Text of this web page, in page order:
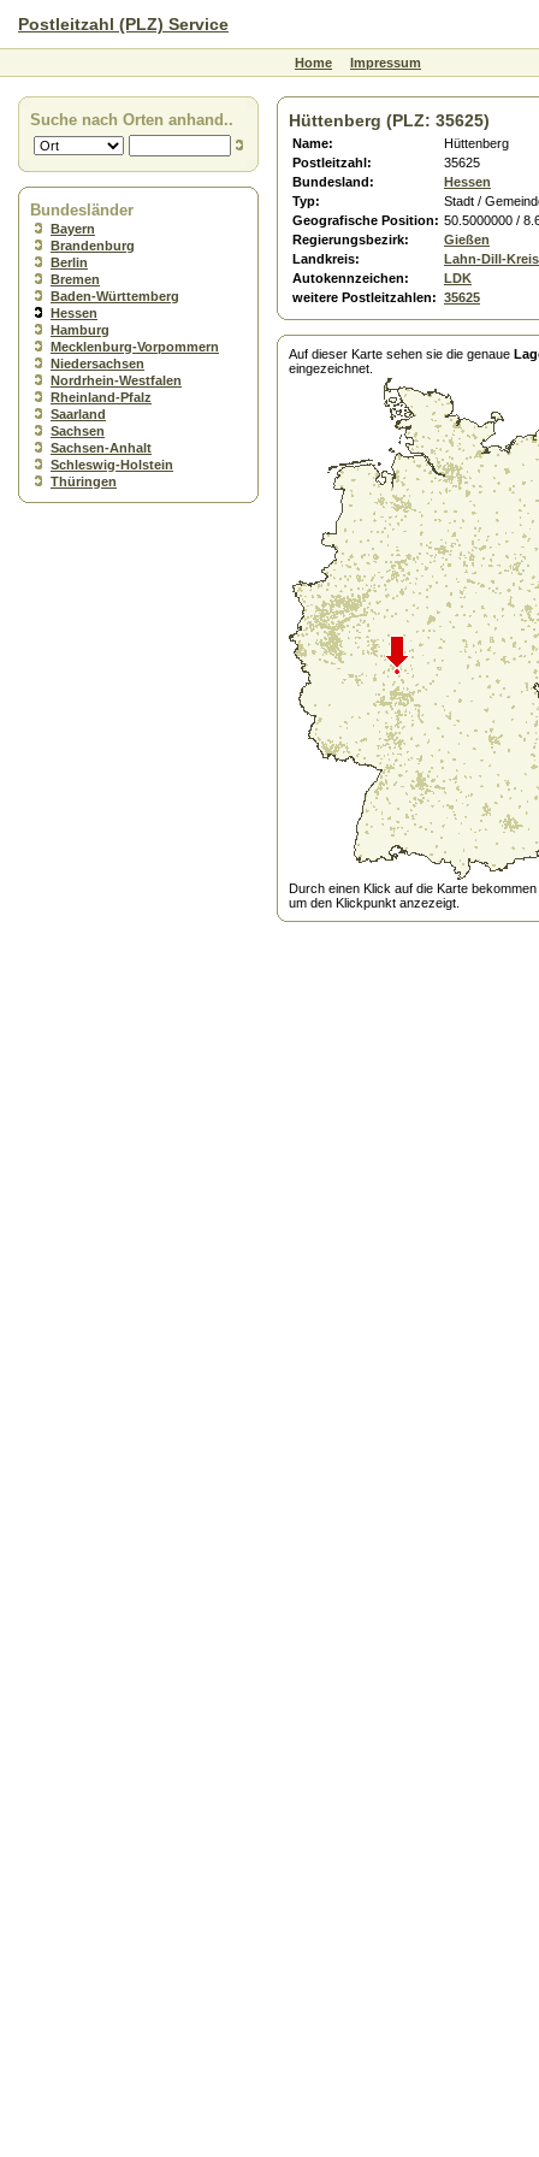
Postleitzahl (PLZ) Service
Home Impressum
Suche nach Orten anhand..
Bundesländer
Bayern
Brandenburg
Berlin
Bremen
Baden-Württemberg
Hessen
Hamburg
Mecklenburg-Vorpommern
Niedersachsen
Nordrhein-Westfalen
Rheinland-Pfalz
Saarland
Sachsen
Sachsen-Anhalt
Schleswig-Holstein
Thüringen
Hüttenberg (PLZ: 35625)
Name:
Hüttenberg
Postleitzahl:
35625
Bundesland:
Hessen
Typ:
Stadt /
Geografische Position: 50.5000000 /
Regierungsbezirk:
Gießen
Landkreis:
Lahn-Dill-Kreis
Autokennzeichen:
LDK
weitere Postleitzahlen: 35625
Auf dieser Karte sehen sie die genaue
eingezeichnet.
Durch einen Klick auf die Karte
um den Klickpunkt anzezeigt.